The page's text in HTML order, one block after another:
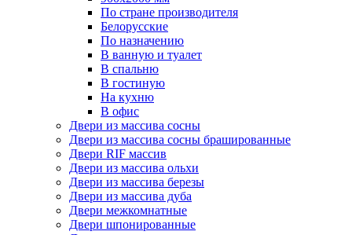
По стране производителя
Белорусские
По назначению
В ванную и туалет
В спальню
В гостиную
На кухню
В офис
Двери из массива сосны
Двери из массива сосны брашированные
Двери RIF массив
Двери из массива ольхи
Двери из массива березы
Двери из массива дуба
Двери межкомнатные
Двери шпонированные